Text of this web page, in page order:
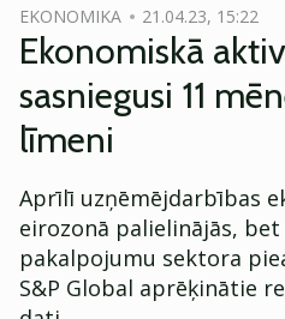
EKONOMIKA 21.04.23, 15:22
Ekonomiskā
sasniegusi 11
līmeni
Aprīlī uzņēmējdarbības
eirozonā palielinājās,
pakalpojumu sektora
S&P Global aprēķinātie